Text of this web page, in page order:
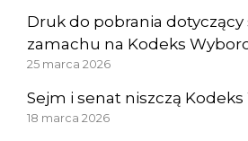
Druk do pobrania
zamachu na Kodeks
25 marca 2026
Sejm i senat niszczą
18 marca 2026